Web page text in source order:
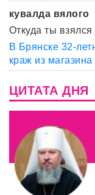
кувалда вялого
Откуда ты взялся
В Брянске 32-
краж из магазина
ЦИТАТА ДНЯ